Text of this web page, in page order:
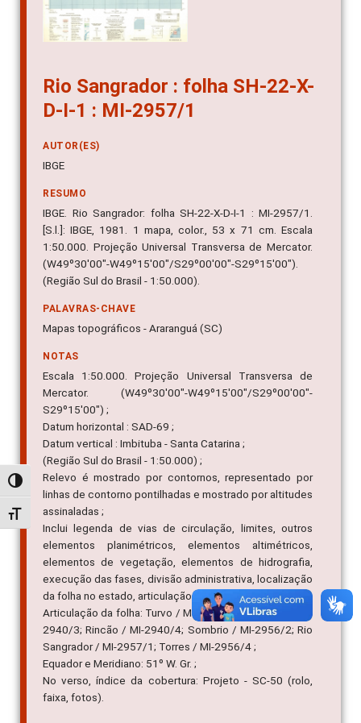
Alternar alto contraste
Alternar tamanho da fonte
Rio Sangrador : folha SH-22-X-
D-I-1 : MI-2957/1
AUTOR(ES)
IBGE
RESUMO
IBGE. Rio Sangrador: folha SH-22-X-D-I-1 : MI-2957/1.
[S.l.]: IBGE, 1981. 1 mapa, color., 53 x 71 cm. Escala
1:50.000. Projeção Universal Transversa de Mercator.
(W49º30'00"-W49º15'00"/S29º00'00"-S29º15'00").
(Região Sul do Brasil - 1:50.000).
PALAVRAS-CHAVE
Mapas topográficos - Araranguá (SC)
NOTAS
Escala 1:50.000. Projeção Universal Transversa de
Mercator. (W49º30'00"-W49º15'00"/S29º00'00"-
S29º15'00") ;
Datum horizontal : SAD-69 ;
Datum vertical : Imbituba - Santa Catarina ;
(Região Sul do Brasil - 1:50.000) ;
Relevo é mostrado por contornos, representado por
linhas de contorno pontilhadas e mostrado por altitudes
assinaladas ;
Inclui legenda de vias de circulação, limites, outros
elementos planimétricos, elementos altimétricos,
elementos de vegetação, elementos de hidrografia,
execução das fases, divisão administrativa, localização
da folha no estado, articulação da folha ;
Articulação da folha: Turvo / MI-2939/4; Araranguá / MI-
2940/3; Rincão / MI-2940/4; Sombrio / MI-2956/2; Rio
Sangrador / MI-2957/1; Torres / MI-2956/4 ;
Equador e Meridiano: 51º W. Gr. ;
No verso, índice da cobertura: Projeto - SC-50 (rolo,
faixa, fotos).